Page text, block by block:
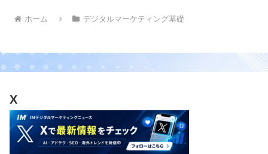
ホーム デジタルマーケティング基礎
X